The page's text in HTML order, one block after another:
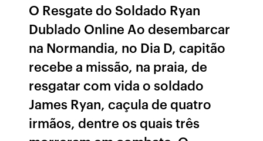
O Resgate do Soldado Ryan
Dublado Online Ao desembarcar
na Normandia, no Dia D, capitão
recebe a missão, na praia, de
resgatar com vida o soldado
James Ryan, caçula de quatro
irmãos, dentre os quais três